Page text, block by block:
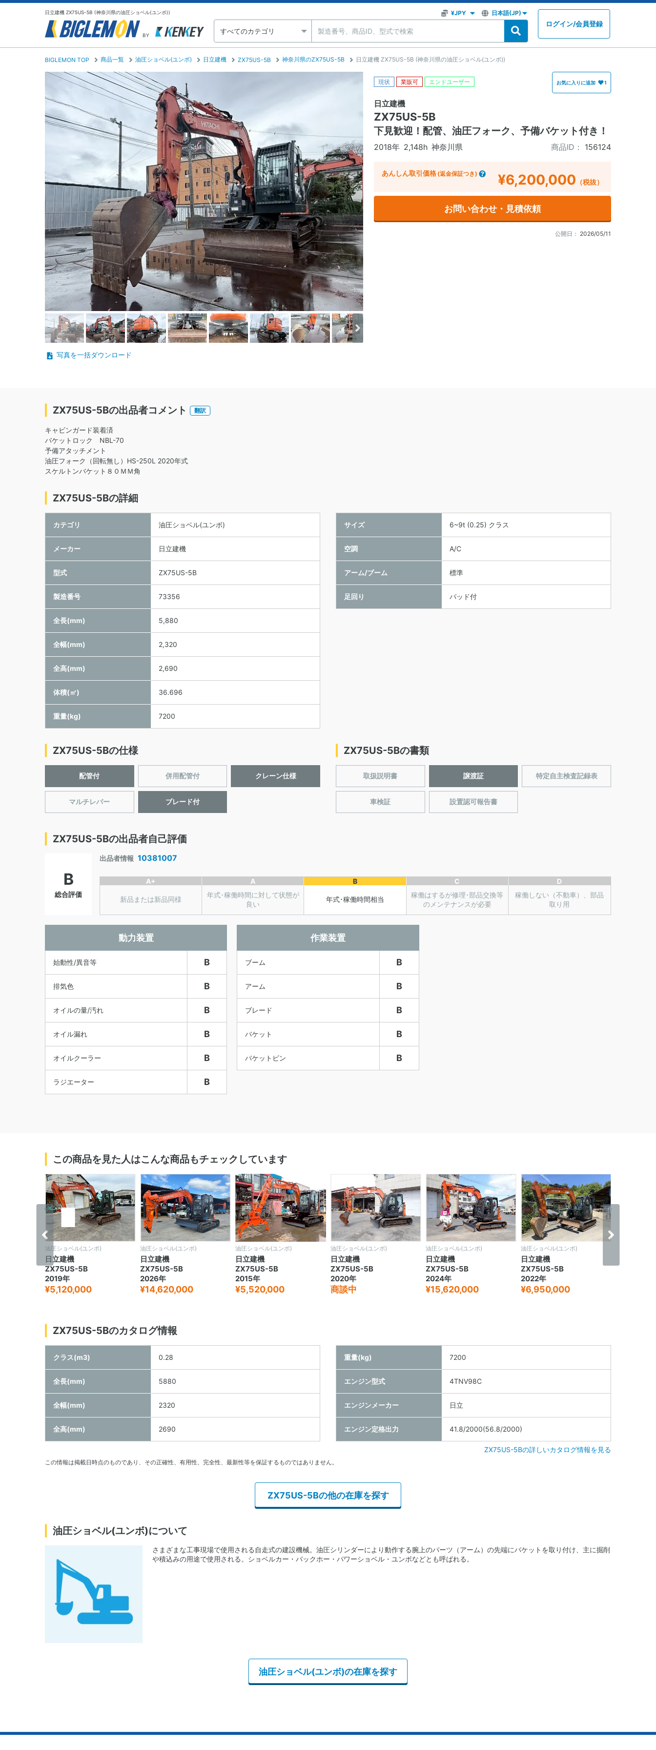
日立建機 ZX75US-5B (神奈川県の油圧ショベル(ユンボ))
BY
ログイン/会員登録
BIGLEMON TOP 商品一覧 油圧ショベル(ユンボ) 日立建機 ZX75US-5B 神奈川県のZX75US-5B 日立建機 ZX75US-5B (神奈川県の油圧ショベル(ユンボ))
現状 業販可 エンドユーザー お気に入りに追加 1
日立建機
ZX75US-5B
下見歓迎！配管、油圧フォーク、予備バケット付き！
2018年 2,148h 神奈川県 商品ID： 156124
写真を一括ダウンロード
あんしん取引価格 (返金保証つき) ¥6,200,000 （税抜）
お問い合わせ・見積依頼
公開日： 2026/05/11
ZX75US-5Bの出品者コメント 翻訳
キャビンガード装着済
バケットロック NBL-70
予備アタッチメント
油圧フォーク（回転無し）HS-250L 2020年式
スケルトンバケット８０ＭＭ角
ZX75US-5Bの詳細
カテゴリ 油圧ショベル(ユンボ)
メーカー 日立建機
型式 ZX75US-5B
製造番号 73356
全長(mm) 5,880
全幅(mm) 2,320
全高(mm) 2,690
体積(㎥) 36.696
重量(kg) 7200
サイズ 6~9t (0.25) クラス
空調 A/C
アーム/ブーム 標準
足回り パッド付
ZX75US-5Bの仕様
配管付 併用配管付 クレーン仕様
マルチレバー ブレード付
ZX75US-5Bの書類
取扱説明書 譲渡証 特定自主検査記録表
車検証 設置認可報告書
ZX75US-5Bの出品者自己評価
B
総合評価
出品者情報 10381007
A+
新品または新品同様
A
年式･稼働時間に対して状態が
良い
B
年式･稼働時間相当
C
稼働はするが修理･部品交換等
のメンテナンスが必要
D
稼働しない（不動車）、部品
取り用
動力装置
始動性/異音等 B
排気色 B
オイルの量/汚れ B
オイル漏れ B
オイルクーラー B
ラジエーター B
作業装置
ブーム B
アーム B
ブレード B
バケット B
バケットピン B
この商品を見た人はこんな商品もチェックしています
油圧ショベル(ユンボ)
日立建機
ZX75US-5B
2019年
¥5,120,000
油圧ショベル(ユンボ)
日立建機
ZX75US-5B
2026年
¥14,620,000
油圧ショベル(ユンボ)
日立建機
ZX75US-5B
2015年
¥5,520,000
油圧ショベル(ユンボ)
日立建機
ZX75US-5B
2020年
商談中
油圧ショベル(ユンボ)
日立建機
ZX75US-5B
2024年
¥15,620,000
油圧ショベル(ユンボ)
日立建機
ZX75US-5B
2022年
¥6,950,000
ZX75US-
‹ ›
ZX75US-5Bのカタログ情報
クラス(m3) 0.28
全長(mm) 5880
全幅(mm) 2320
全高(mm) 2690
重量(kg) 7200
エンジン型式 4TNV98C
エンジンメーカー 日立
エンジン定格出力 41.8/2000(56.8/2000)
ZX75US-5Bの詳しいカタログ情報を見る
この情報は掲載日時点のものであり、その正確性、有用性、完全性、最新性等を保証するものではありません。
ZX75US-5Bの他の在庫を探す
油圧ショベル(ユンボ)について
さまざまな工事現場で使用される自走式の建設機械。油圧シリンダーにより動作する腕上のパーツ（アーム）の先端にバケットを取り付け、主に掘削
や積込みの用途で使用される。ショベルカー・バックホー・パワーショベル・ユンボなどとも呼ばれる。
油圧ショベル(ユンボ)の在庫を探す